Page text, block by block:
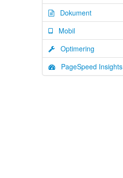
Dokument
Mobil
Optimering
PageSpeed Insights